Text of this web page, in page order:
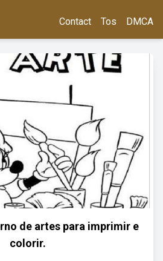
Contact Tos DMCA
de artes para imprimir e
colorir.